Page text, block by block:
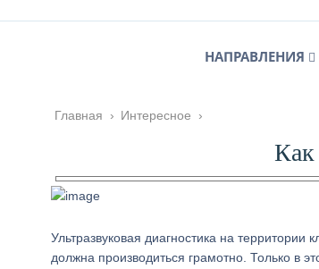
НАПРАВЛЕНИЯ
Главная › Интересное ›
Как
Ультразвуковая диагностика на
должна производиться грамотно. Только в